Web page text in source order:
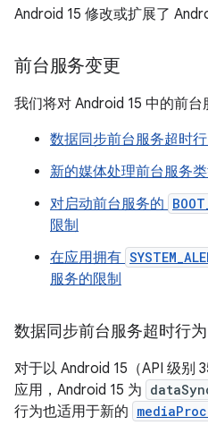
Android 15 修改或扩展了
前台服务变更
我们将对 Android 15 中的前台
数据同步前台服务超时
新的媒体处理前台服务
对启动前台服务的
限制
在应用拥有
服务的限制
数据同步前台服务超时行为
对于以 Android 15（API 级别
应用，Android 15 为
行为也适用于新的